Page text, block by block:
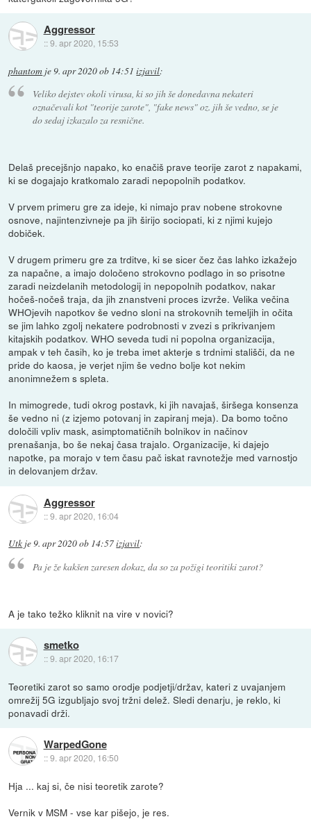
Aggressor
::9. apr 2020, 15:53
phantom je9. apr 2020 ob 14:51 izjavil:
Veliko dejstev okoli virusa, ki so jih še donedavna nekateri
označevali kot "teorije zarote", "fake news" oz. jih še vedno, se je
do sedaj izkazalo za resnične.
Delaš precejšnjo napako, ko enačiš prave teorije zarot z napakami,
ki se dogajajo kratkomalo zaradi nepopolnih podatkov.
V prvem primeru gre za ideje, ki nimajo prav nobene strokovne
osnove, najintenzivneje pa jih širijo sociopati, ki z njimi kujejo
dobiček.
V drugem primeru gre za trditve, ki se sicer čez čas lahko izkažejo
za napačne, a imajo določeno strokovno podlago in so prisotne
zaradi neizdelanih metodologij in nepopolnih podatkov, nakar
hočeš-nočeš traja, da jih znanstveni proces izvrže. Velika večina
WHOjevih napotkov še vedno sloni na strokovnih temeljih in očita
se jim lahko zgolj nekatere podrobnosti v zvezi s prikrivanjem
kitajskih podatkov. WHO seveda tudi ni popolna organizacija,
ampak v teh časih, ko je treba imet akterje s trdnimi stališči, da ne
pride do kaosa, je verjet njim še vedno bolje kot nekim
anonimnežem s spleta.
In mimogrede, tudi okrog postavk, ki jih navajaš, širšega konsenza
še vedno ni (z izjemo potovanj in zapiranj meja). Da bomo točno
določili vpliv mask, asimptomatičnih bolnikov in načinov
prenašanja, bo še nekaj časa trajalo. Organizacije, ki dajejo
napotke, pa morajo v tem času pač iskat ravnotežje med varnostjo
in delovanjem držav.
Aggressor
::9. apr 2020, 16:04
Utk je9. apr 2020 ob 14:57izjavil:
Pa je že kakšen zaresen dokaz, da so za požigi teoritiki zarot?
A je tako težko kliknit na vire v novici?
smetko
::9. apr 2020, 16:17
Teoretiki zarot so samo orodje podjetji/držav, kateri z uvajanjem
omrežij 5G izgubljajo svoj tržni delež. Sledi denarju, je reklo, ki
ponavadi drži.
WarpedGone
::9. apr 2020, 16:50
Hja ... kaj si, če nisi teoretik zarote?
Vernik v MSM - vse kar pišejo, je res.